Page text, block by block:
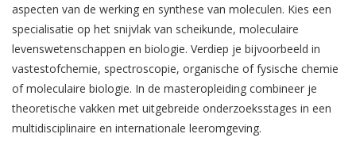
aspecten van de werking en synthese van moleculen. Kies een
specialisatie op het snijvlak van scheikunde, moleculaire
levenswetenschappen en biologie. Verdiep je bijvoorbeeld in
vastestofchemie, spectroscopie, organische of fysische chemie
of moleculaire biologie. In de masteropleiding combineer je
theoretische vakken met uitgebreide onderzoeksstages in een
multidisciplinaire en internationale leeromgeving.